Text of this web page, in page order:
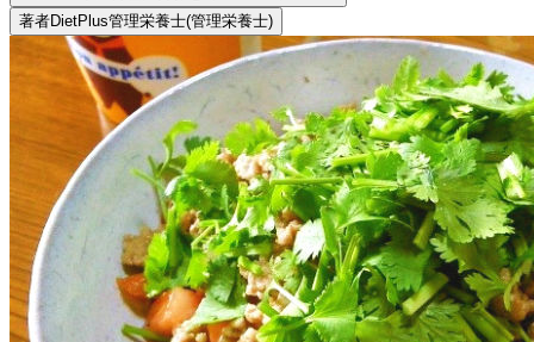
著者DietPlus管理栄養士(管理栄養士)